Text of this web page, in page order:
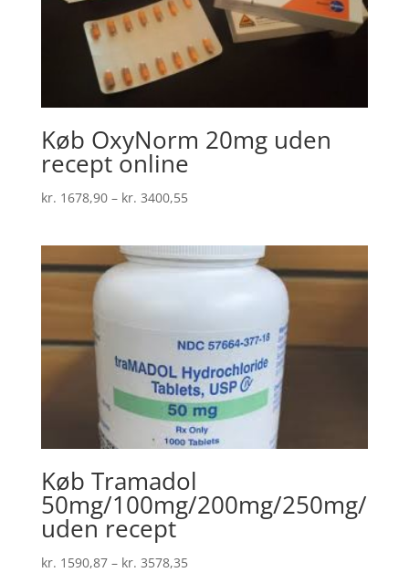
Køb OxyNorm 20mg uden
recept online
kr. 1678,90 – kr. 3400,55Prisinterval:
kr. 3400,55
Køb Tramadol
50mg/100mg/200mg/250mg/
uden recept
kr. 1590,87 – kr. 3578,35Prisinterval: